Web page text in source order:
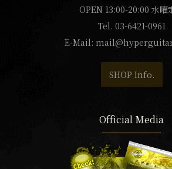
OPEN 13:00-20:00 水曜
Tel. 03-6421-0961
E-Mail:
SHOP Info.
Official Media